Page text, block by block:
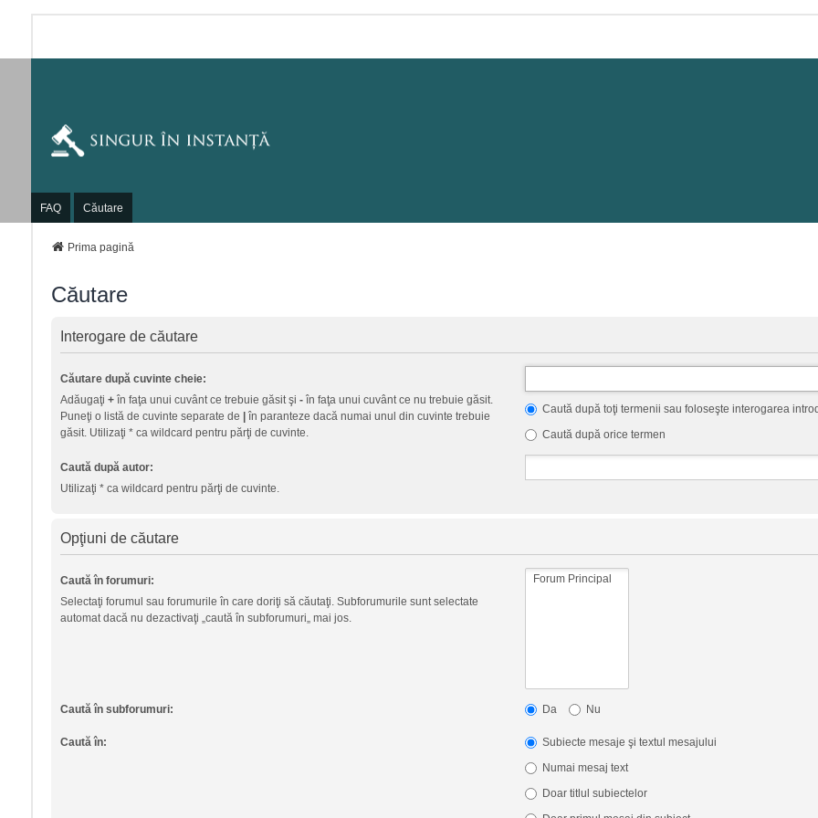
FAQ Căutare
Prima pagină
Căutare
Interogare de căutare
Căutare după cuvinte cheie:
Adăugaţi +în faţa unui cuvânt ce trebuie găsit şi -în faţa unui cuvânt ce nu trebuie găsit.
Puneţi o listă de cuvinte separate de
în paranteze dacă numai unul din cuvinte trebuie
găsit. Utilizaţi * ca wildcard pentru părţi de cuvinte.
Caută după toţi termenii sau foloseşte interogarea
Caută după orice termen
Caută după autor:
Utilizaţi * ca wildcard pentru părţi de cuvinte.
Opţiuni de căutare
Caută în forumuri:
Selectaţi forumul sau forumurile în care doriţi să căutaţi. Subforumurile sunt selectate
automat dacă nu dezactivaţi „caută în subforumuri„ mai jos.
Caută în subforumuri: Da Nu
Caută în:
Subiecte mesaje şi textul mesajului
Numai mesaj text
Doar titlul subiectelor